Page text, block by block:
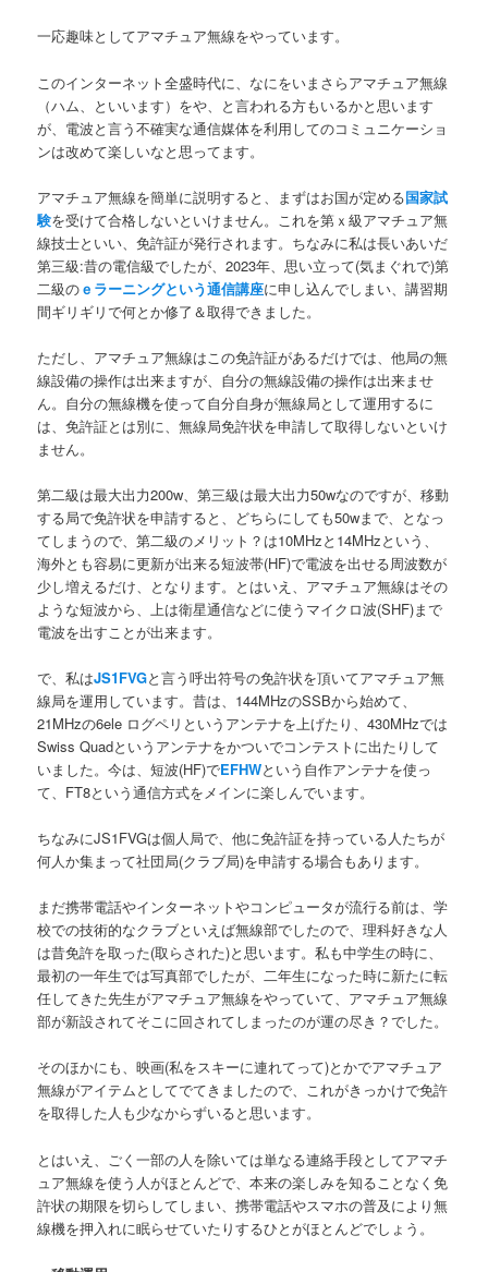
一応趣味としてアマチュア無線をやっています。
このインターネット全盛時代に、なにをいまさらアマチュア無線
（ハム、といいます）をや、と言われる方もいるかと思います
が、電波と言う不確実な通信媒体を利用してのコミュニケーショ
ンは改めて楽しいなと思ってます。
アマチュア無線を簡単に説明すると、まずはお国が定める国家試
験を受けて合格しないといけません。これを第ｘ級アマチュア無
線技士といい、免許証が発行されます。ちなみに私は長いあいだ
第三級:昔の電信級でしたが、2023年、思い立って(気まぐれで)第
二級のｅラーニングという通信講座に申し込んでしまい、講習期
間ギリギリで何とか修了＆取得できました。
ただし、アマチュア無線はこの免許証があるだけでは、他局の無
線設備の操作は出来ますが、自分の無線設備の操作は出来ませ
ん。自分の無線機を使って自分自身が無線局として運用するに
は、免許証とは別に、無線局免許状を申請して取得しないといけ
ません。
第二級は最大出力200w、第三級は最大出力50wなのですが、移動
する局で免許状を申請すると、どちらにしても50wまで、となっ
てしまうので、第二級のメリット？は10MHzと14MHzという、
海外とも容易に更新が出来る短波帯(HF)で電波を出せる周波数が
少し増えるだけ、となります。とはいえ、アマチュア無線はその
ような短波から、上は衛星通信などに使うマイクロ波(SHF)まで
電波を出すことが出来ます。
で、私はJS1FVGと言う呼出符号の免許状を頂いてアマチュア無
線局を運用しています。昔は、144MHzのSSBから始めて、
21MHzの6ele ログペリというアンテナを上げたり、430MHzでは
Swiss Quadというアンテナをかついでコンテストに出たりして
いました。今は、短波(HF)でEFHWという自作アンテナを使っ
て、FT8という通信方式をメインに楽しんでいます。
ちなみにJS1FVGは個人局で、他に免許証を持っている人たちが
何人か集まって社団局(クラブ局)を申請する場合もあります。
まだ携帯電話やインターネットやコンピュータが流行る前は、学
校での技術的なクラブといえば無線部でしたので、理科好きな人
は昔免許を取った(取らされた)と思います。私も中学生の時に、
最初の一年生では写真部でしたが、二年生になった時に新たに転
任してきた先生がアマチュア無線をやっていて、アマチュア無線
部が新設されてそこに回されてしまったのが運の尽き？でした。
そのほかにも、映画(私をスキーに連れてって)とかでアマチュア
無線がアイテムとしてでてきましたので、これがきっかけで免許
を取得した人も少なからずいると思います。
とはいえ、ごく一部の人を除いては単なる連絡手段としてアマチ
ュア無線を使う人がほとんどで、本来の楽しみを知ることなく免
許状の期限を切らしてしまい、携帯電話やスマホの普及により無
線機を押入れに眠らせていたりするひとがほとんどでしょう。